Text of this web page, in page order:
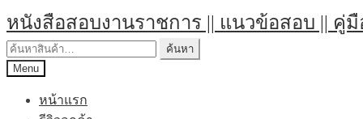
หนังสือสอบงานราชการ || แนวข้อสอบ || คู่
ค้นหา
Menu
หน้าแรก